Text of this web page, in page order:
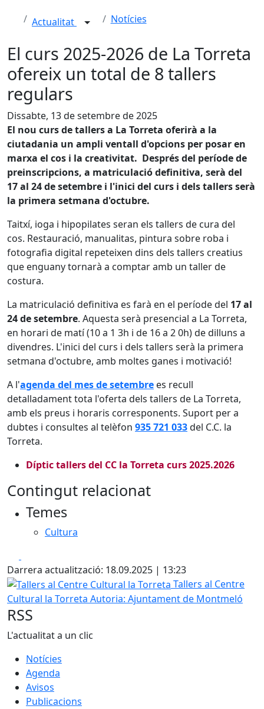
Actualitat Notícies
El curs 2025-2026 de La Torreta
ofereix un total de 8 tallers
regulars
Dissabte, 13 de setembre de 2025
El nou curs de tallers a La Torreta oferirà a la
ciutadania un ampli ventall d'opcions per posar en
marxa el cos i la creativitat. Després del període de
preinscripcions, a matriculació definitiva, serà del
17 al 24 de setembre i l'inici del curs i dels tallers serà
la primera setmana d'octubre.
Taitxí, ioga i hipopilates seran els tallers de cura del
cos. Restauració, manualitas, pintura sobre roba i
fotografia digital repeteixen dins dels tallers creatius
que enguany tornarà a comptar amb un taller de
costura.
La matriculació definitiva es farà en el període del 17 al
24 de setembre. Aquesta serà presencial a La Torreta,
en horari de matí (10 a 1 3h i de 16 a 2 0h) de dilluns a
divendres. L'inici del curs i dels tallers serà la primera
setmana d'octubre, amb moltes ganes i motivació!
A l'agenda del mes de setembre es recull
detalladament tota l'oferta dels tallers de La Torreta,
amb els preus i horaris corresponents. Suport per a
dubtes i consultes al telèfon 935 721 033del C.C. la
Torreta.
Díptic tallers del CC la Torreta curs 2025.2026
Contingut relacionat
Temes
Cultura
Darrera actualització: 18.09.2025 | 13:23
Tallers al Centre Cultural la Torreta
Tallers al Centre
Cultural la Torreta Autoria: Ajuntament de Montmeló
RSS
L'actualitat a un clic
Notícies
Agenda
Avisos
Publicacions